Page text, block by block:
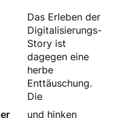
Das Erleben der
Digitalisierungs-
Story ist
dagegen eine
herbe
Enttäuschung.
Die
und hinken